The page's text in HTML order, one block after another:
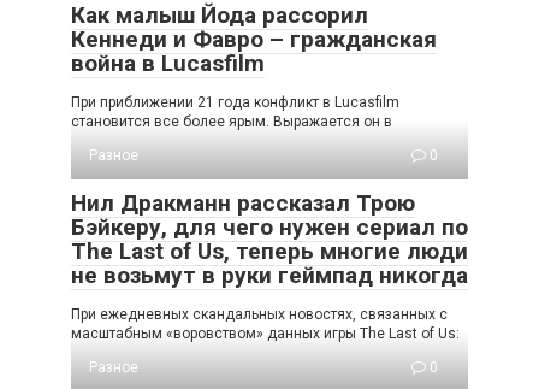
Как малыш Йода рассорил
Кеннеди и Фавро – гражданская
война в Lucasfilm
При приближении 21 года конфликт в Lucasfilm
становится все более ярым. Выражается он в
Разное
0
Нил Дракманн рассказал Трою
Бэйкеру, для чего нужен сериал по
The Last of Us, теперь многие люди
не возьмут в руки геймпад никогда
При ежедневных скандальных новостях, связанных с
масштабным «воровством» данных игры The Last of Us:
Разное
0